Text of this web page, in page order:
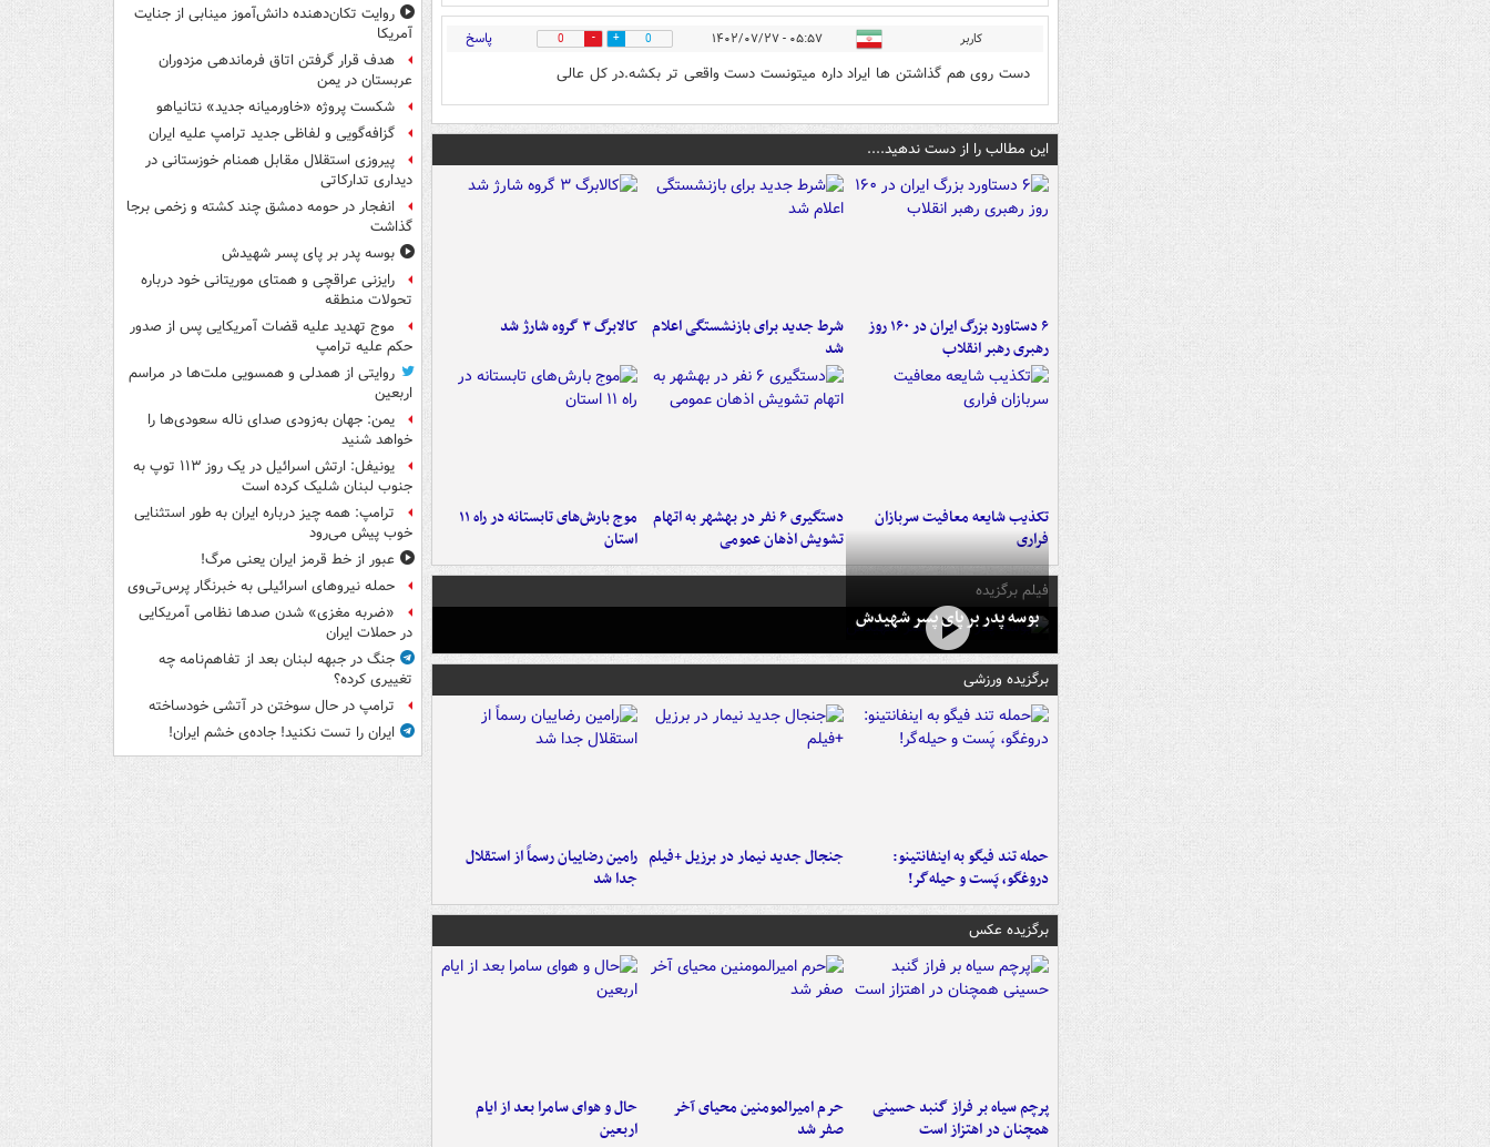
کاربر ۰۵:۵۷ - ۱۴۰۲/۰۷/۲۷ 0
0 پاسخ
دست روی هم گذاشتن ها ایراد داره میتونست دست واقعی تر بکشه.در کل عالی
این مطالب را از دست ندهید....
۶ دستاورد بزرگ ایران در ۱۶۰ روز
رهبری رهبر انقلاب
شرط جدید برای بازنشستگی اعلام
شد
کالابرگ ۳ گروه شارژ شد
تکذیب شایعه معافیت سربازان
فراری
دستگیری ۶ نفر در بهشهر به اتهام
تشویش اذهان عمومی
موج بارش‌های تابستانه در راه ۱۱
استان
فیلم برگزیده
بوسه‌ پدر بر پای پسر شهیدش
برگزیده ورزشی
حمله تند فیگو به اینفانتینو:
دروغگو، پَست‌ و حیله‌گر!
جنجال جدید نیمار در برزیل +فیلم رامین رضاییان رسماً از استقلال
جدا شد
برگزیده عکس
پرچم سیاه بر فراز گنبد حسینی
همچنان در اهتزاز است
حرم امیرالمومنین محیای آخر
صفر شد
حال و هوای سامرا بعد از ایام
اربعین
روایت تکان‌دهنده دانش‌آموز مینابی از جنایت
آمریکا
هدف قرار گرفتن اتاق‌ فرماندهی مزدوران
عربستان در یمن
شکست پروژه «خاورمیانه جدید» نتانیاهو
گزافه‌گویی و لفاظی جدید ترامپ علیه ایران
پیروزی استقلال مقابل همنام خوزستانی در
دیداری تدارکاتی
انفجار در حومه دمشق چند کشته و زخمی برجا
گذاشت
بوسه‌ پدر بر پای پسر شهیدش
رایزنی عراقچی و همتای موریتانی خود درباره
تحولات منطقه
موج تهدید علیه قضات آمریکایی پس از صدور
حکم علیه ترامپ
روایتی از همدلی و همسویی ملت‌ها در مراسم
اربعین
یمن: جهان به‌زودی صدای ناله سعودی‌ها را
خواهد شنید
یونیفل: ارتش اسرائیل در یک روز ۱۱۳ توپ به
جنوب لبنان شلیک کرده است
ترامپ: همه چیز درباره ایران به طور استثنایی
خوب پیش می‌رود
عبور از خط قرمز ایران یعنی مرگ!
حمله نیروهای اسرائیلی به خبرنگار پرس‌تی‌وی
«ضربه مغزی» شدن صدها نظامی آمریکایی
در حملات ایران
جنگ در جبهه لبنان بعد از تفاهم‌نامه چه
تغییری کرده؟
ترامپ در حال سوختن در آتشی خودساخته
ایران را تست نکنید! جاده‌ی خشم ایران!